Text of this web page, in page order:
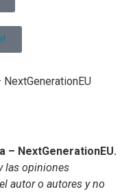
– NextGenerationEU.
las opiniones
autor o autores y no